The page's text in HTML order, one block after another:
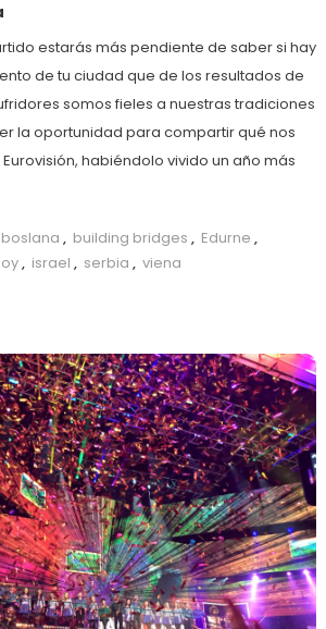
estarás más pendiente de saber si hay
de tu ciudad que de los resultados de
somos fieles a nuestras tradiciones
la oportunidad para compartir qué nos
habiéndolo vivido un año más
boslana , building bridges , Edurne ,
, israel , serbia , viena